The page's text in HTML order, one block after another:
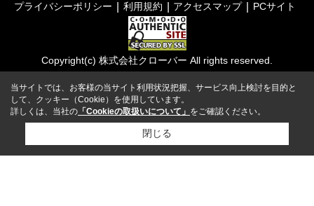
プライバシーポリシー 利用規約 アクセスマップ PCサイト
Copyright(c) 株式会社クローバー All rights reserved.
当サイトでは、お客様の当サイト利用状況把握、サービス向上検討を目的と
して、クッキー（Cookie）を使用しています。
詳しくは、当社の 「Cookieの取扱いについて」 をご確認ください。
閉じる